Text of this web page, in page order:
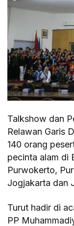
Talkshow dan
Relawan Garis
140 orang
pecinta alam di
Purwokerto,
Jogjakarta dan
Turut hadir di
PP